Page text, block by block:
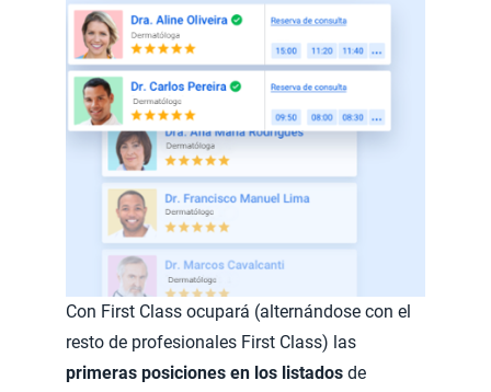
Con First Class ocupará (alternándose con el
resto de profesionales First Class) las
primeras posiciones en los listados de